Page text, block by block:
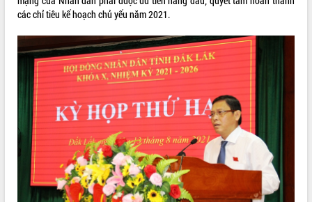
VIDEO
các chỉ tiêu kế hoạch chủ yếu năm 2021.